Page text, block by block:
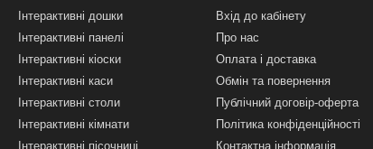
Вводити інформацію на
маркера, або за допомогою
працює як миша.
медіафайлів, миші/
телевізійних програм
Інтерактивні дошки
Інтерактивні панелі
Інтерактивні кіоски
Інтерактивні каси
Інтерактивні столи
Інтерактивні кімнати
Інтерактивні пісочниці
Вхід до кабінету
Про нас
Оплата і доставка
Обмін та повернення
Публічний договір-оферта
Політика конфіденційності
Контактна інформація